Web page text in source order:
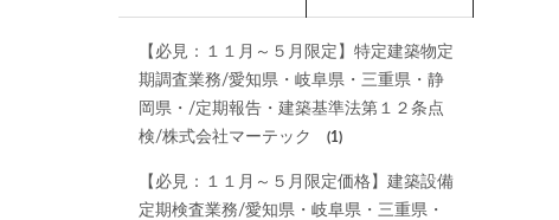
【必見：１１月～５月限定】特定建築物定
期調査業務/愛知県・岐阜県・三重県・静
岡県・/定期報告・建築基準法第１２条点
検/株式会社マーテック
(1)
【必見：１１月～５月限定価格】建築設備
定期検査業務/愛知県・岐阜県・三重県・